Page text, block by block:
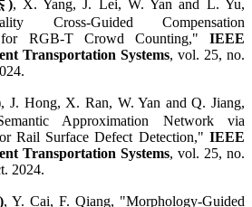
), X. Yang, J. Lei, W. Yan and L. Yu,
Cross-Guided Compensation
RGB-T Crowd Counting," IEEE
Transportation Systems, vol. 25, no.
, J. Hong, X. Ran, W. Yan and Q. Jiang,
Approximation Network via
Rail Surface Defect Detection," IEEE
Transportation Systems, vol. 25, no.
2024.
, Y. Cai, F. Qiang, "Morphology-Guided